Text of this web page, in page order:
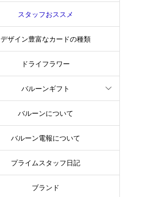
スタッフおススメ
デザイン豊富なカードの種類
ドライフラワー
バルーンギフト
バルーンについて
バルーン電報について
プライムスタッフ日記
ブランド